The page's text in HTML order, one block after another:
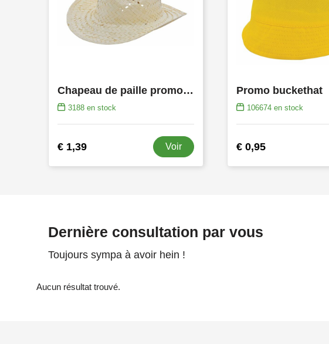
Chapeau de paille promotionnel
3188en stock
€ 1,39 Voir
Promo buckethat
106674en stock
€ 0,95
Dernière consultation par vous
Toujours sympa à avoir hein !
Aucun résultat trouvé.